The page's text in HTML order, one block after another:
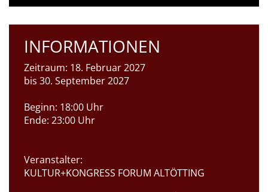
INFORMATIONEN
Zeitraum: 18. Februar 2027
bis 30. September 2027
Beginn: 18:00 Uhr
Ende: 23:00 Uhr
Veranstalter:
KULTUR+KONGRESS FORUM ALTÖTTING